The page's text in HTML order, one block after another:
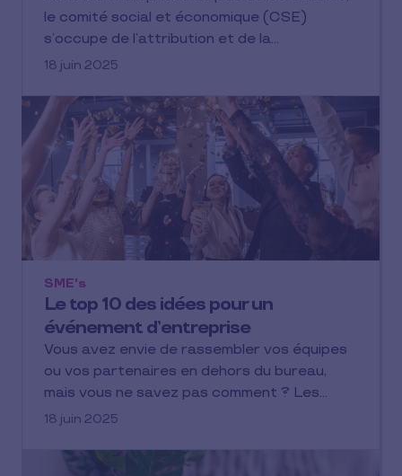
le comité social et économique (CSE)
s’occupe de l’attribution et de la…
18 juin 2025
Le top 10 des idées pour un
événement d’entreprise
SME's
Vous avez envie de rassembler vos équipes
ou vos partenaires en dehors du bureau,
mais vous ne savez pas comment ? Les…
18 juin 2025